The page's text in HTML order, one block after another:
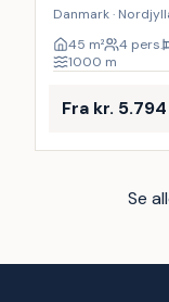
Danmark ·
45 m² 4 pers.
1000 m
Fra kr. 5.794
Se